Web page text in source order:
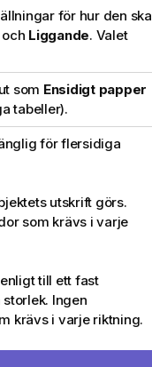
för hur den ska
och Liggande. Valet
som Ensidigt papper
tabeller).
för flersidiga
utskrift görs.
som krävs i varje
till ett fast
Ingen
krävs i varje riktning.
för att rymmas